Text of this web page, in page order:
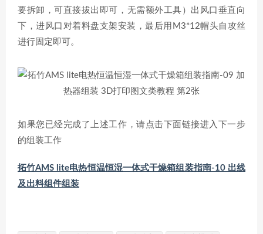
要拆卸，可直接拔出即可，无需额外工具）出风口垂直向
下，进风口对着料盘支架安装，最后用M3*12帽头自攻丝
进行固定即可。
如果您已经完成了上述工作，请点击下面链接进入下一步
的组装工作
拓竹AMS lite电热恒温恒湿一体式干燥箱组装指南-10 出线
及出料组件组装